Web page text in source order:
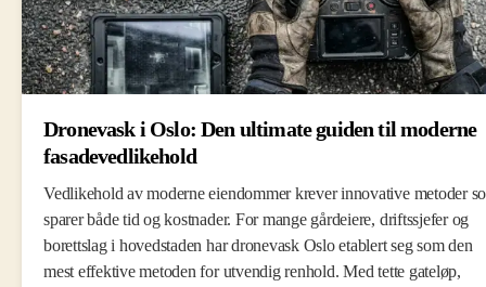
Dronevask i Oslo: Den ultimate guiden til moderne
fasadevedlikehold
Vedlikehold av moderne eiendommer krever innovative metoder
sparer både tid og kostnader. For mange gårdeiere, driftssjefer og
borettslag i hovedstaden har dronevask Oslo etablert seg som den
mest effektive metoden for utvendig renhold. Med tette gateløp,